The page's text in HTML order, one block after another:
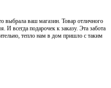
выбрала ваш магазин. Товар отличного
И всегда подарочек к заказу. Эта забота
тепло нам в дом пришло с таким